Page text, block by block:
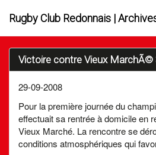
Rugby Club Redonnais |
Victoire contre Vieux MarchÃ©
29-09-2008
Pour la première journée du
effectuait sa rentrée à domicile en
Vieux Marché. La rencontre se
conditions atmosphériques qui